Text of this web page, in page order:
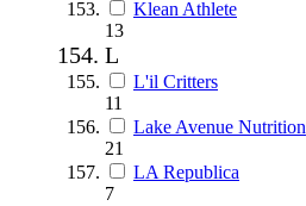
Klean Athlete
13
L
L'il Critters
11
Lake Avenue Nutrition
21
LA Republica
7